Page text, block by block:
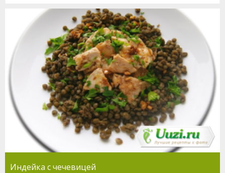
Индейка с чечевицей